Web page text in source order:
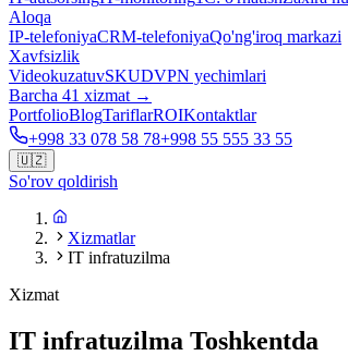
Aloqa
IP-telefoniyaCRM-telefoniyaQo'ng'iroq markazi
Xavfsizlik
VideokuzatuvSKUDVPN yechimlari
Barcha 41 xizmat →
PortfolioBlogTariflarROIKontaktlar
+998 33 078 58 78+998 55 555 33 55
🇺🇿
So'rov qoldirish
Xizmatlar
IT infratuzilma
Xizmat
IT infratuzilma Toshkentda